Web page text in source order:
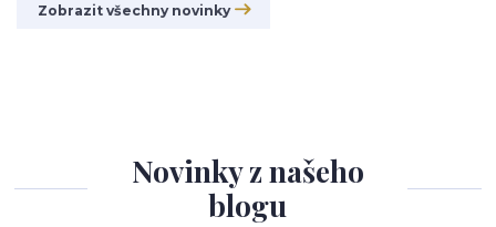
Zobrazit všechny novinky
Novinky z našeho
blogu